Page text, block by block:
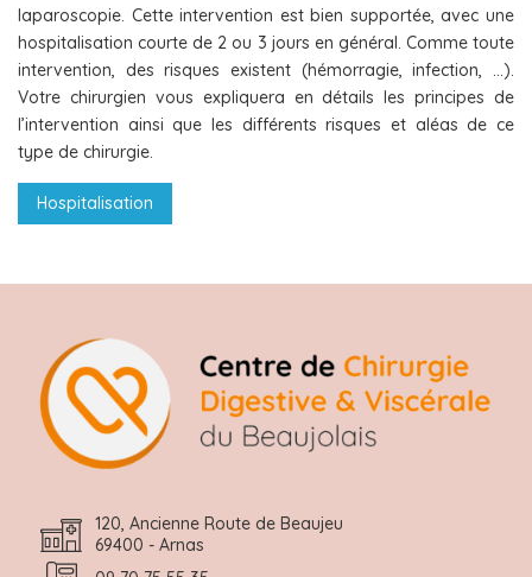
laparoscopie. Cette intervention est bien supportée, avec une
hospitalisation courte de 2 ou 3 jours en général. Comme toute
intervention, des risques existent (hémorragie, infection, …).
Votre chirurgien vous expliquera en détails les principes de
l’intervention ainsi que les différents risques et aléas de ce
type de chirurgie.
Hospitalisation
120, Ancienne Route de Beaujeu
69400 - Arnas